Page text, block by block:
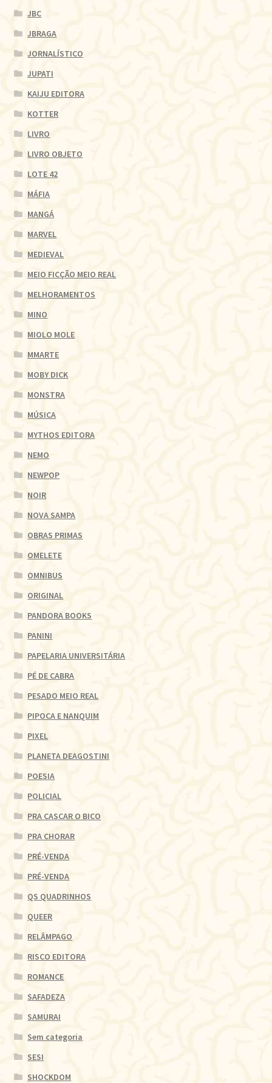
JBC
JBRAGA
JORNALÍSTICO
JUPATI
KAIJU EDITORA
KOTTER
LIVRO
LIVRO OBJETO
LOTE 42
MÁFIA
MANGÁ
MARVEL
MEDIEVAL
MEIO FICÇÃO MEIO REAL
MELHORAMENTOS
MINO
MIOLO MOLE
MMARTE
MOBY DICK
MONSTRA
MÚSICA
MYTHOS EDITORA
NEMO
NEWPOP
NOIR
NOVA SAMPA
OBRAS PRIMAS
OMELETE
OMNIBUS
ORIGINAL
PANDORA BOOKS
PANINI
PAPELARIA UNIVERSITÁRIA
PÉ DE CABRA
PESADO MEIO REAL
PIPOCA E NANQUIM
PIXEL
PLANETA DEAGOSTINI
POESIA
POLICIAL
PRA CASCAR O BICO
PRA CHORAR
PRÉ-VENDA
PRÉ-VENDA
QS QUADRINHOS
QUEER
RELÂMPAGO
RISCO EDITORA
ROMANCE
SAFADEZA
SAMURAI
Sem categoria
SESI
SHOCKDOM